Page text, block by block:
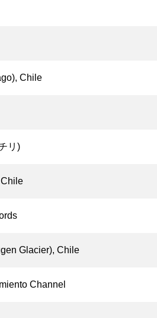
Chile
リ)
Glacier), Chile
Channel